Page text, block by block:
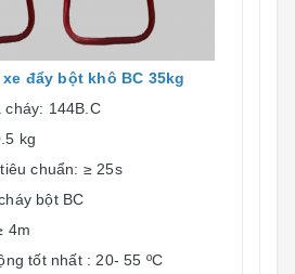
đẩy bột khô BC 35kg
cháy: 144B.C
kg
chuẩn: ≥ 25s
bột BC
4m
tốt nhất : 20- 55 ºC